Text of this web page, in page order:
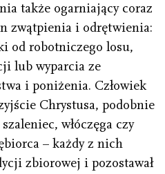
także ogarniający coraz
zwątpienia i odrętwienia:
od robotniczego losu,
lub wyparcia ze
i poniżenia. Człowiek
Chrystusa, podobnie
włóczęga czy
– każdy z nich
zbiorowej i pozostawał